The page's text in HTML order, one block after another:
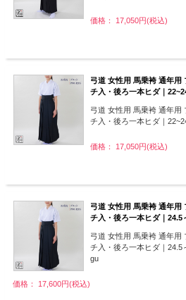
価格： 17,050円(税込)
弓道 女性用 馬乗袴 通年用
チ入・後ろ一本ヒダ｜
弓道 女性用 馬乗袴 通年用
チ入・後ろ一本ヒダ｜
価格： 17,050円(税込)
弓道 女性用 馬乗袴 通年用
チ入・後ろ一本ヒダ｜24.5
弓道 女性用 馬乗袴 通年用
チ入・後ろ一本ヒダ｜
gu
価格： 17,600円(税込)